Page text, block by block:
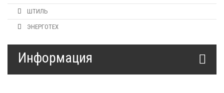
ШТИЛЬ
ЭНЕРГОТЕХ
Информация